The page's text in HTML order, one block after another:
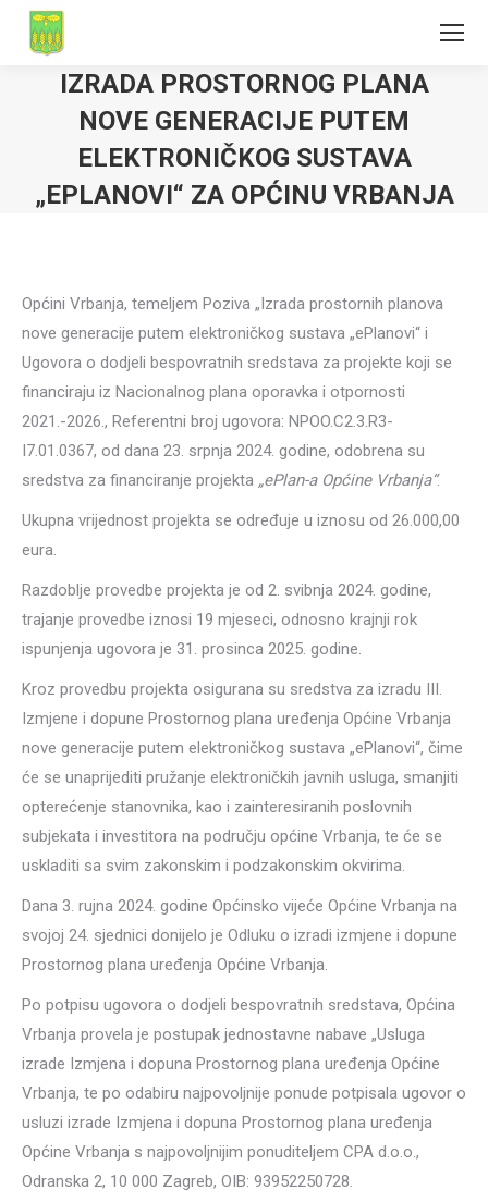
IZRADA PROSTORNOG PLANA
NOVE GENERACIJE PUTEM
ELEKTRONIČKOG SUSTAVA
„EPLANOVI“ ZA OPĆINU VRBANJA
Općini Vrbanja, temeljem Poziva „Izrada prostornih planova
nove generacije putem elektroničkog sustava „ePlanovi“ i
Ugovora o dodjeli bespovratnih sredstava za projekte koji se
financiraju iz Nacionalnog plana oporavka i otpornosti
2021.-2026., Referentni broj ugovora: NPOO.C2.3.R3-
I7.01.0367, od dana 23. srpnja 2024. godine, odobrena su
sredstva za financiranje projekta „ePlan-a Općine Vrbanja“.
Ukupna vrijednost projekta se određuje u iznosu od 26.000,00
eura.
Razdoblje provedbe projekta je od 2. svibnja 2024. godine,
trajanje provedbe iznosi 19 mjeseci, odnosno krajnji rok
ispunjenja ugovora je 31. prosinca 2025. godine.
Kroz provedbu projekta osigurana su sredstva za izradu III.
Izmjene i dopune Prostornog plana uređenja Općine Vrbanja
nove generacije putem elektroničkog sustava „ePlanovi“, čime
će se unaprijediti pružanje elektroničkih javnih usluga, smanjiti
opterećenje stanovnika, kao i zainteresiranih poslovnih
subjekata i investitora na području općine Vrbanja, te će se
uskladiti sa svim zakonskim i podzakonskim okvirima.
Dana 3. rujna 2024. godine Općinsko vijeće Općine Vrbanja na
svojoj 24. sjednici donijelo je Odluku o izradi izmjene i dopune
Prostornog plana uređenja Općine Vrbanja.
Po potpisu ugovora o dodjeli bespovratnih sredstava, Općina
Vrbanja provela je postupak jednostavne nabave „Usluga
izrade Izmjena i dopuna Prostornog plana uređenja Općine
Vrbanja, te po odabiru najpovoljnije ponude potpisala ugovor o
usluzi izrade Izmjena i dopuna Prostornog plana uređenja
Općine Vrbanja s najpovoljnijim ponuditeljem CPA d.o.o.,
Odranska 2, 10 000 Zagreb, OIB: 93952250728.